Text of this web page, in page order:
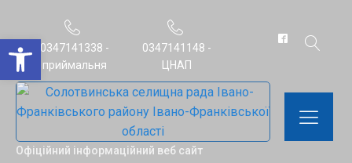
Відкрити Панель інструментів
0347141338 -
приймальня
0347141148 -
ЦНАП
Офіційний інформаційний веб сайт